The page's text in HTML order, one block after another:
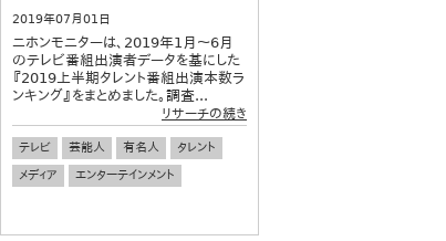
2019年07月01日
ニホンモニターは、2019年1月～6月
のテレビ番組出演者データを基にした
『2019上半期タレント番組出演本数ラ
ンキング』をまとめました。調査...
リサーチの続き
テレビ 芸能人 有名人
タレント
メディア
エンターテインメント